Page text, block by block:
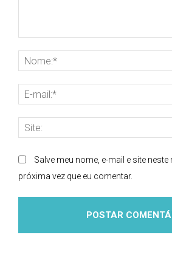
Salve meu nome, e-mail e site
próxima vez que eu comentar.